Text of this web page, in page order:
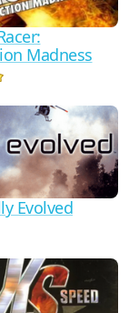
Madness
Evolved